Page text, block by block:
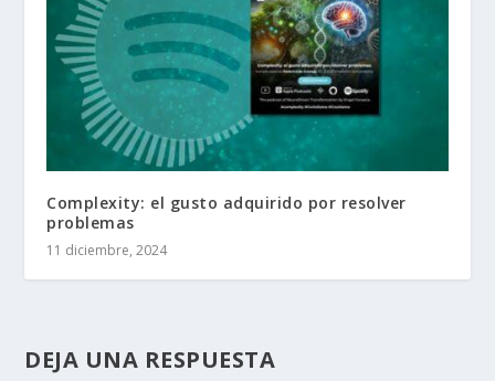
Complexity: el gusto adquirido por resolver
problemas
11 diciembre, 2024
DEJA UNA RESPUESTA